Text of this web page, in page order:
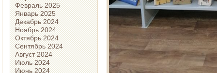
Февраль 2025
Январь 2025
Декабрь 2024
Ноябрь 2024
Октябрь 2024
Сентябрь 2024
Август 2024
Июль 2024
Июнь 2024